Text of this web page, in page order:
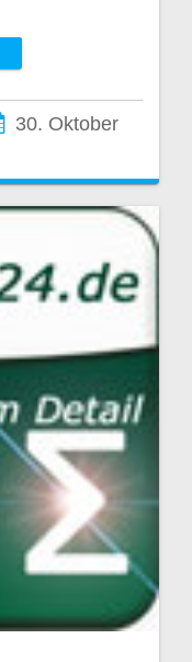
30. Oktober